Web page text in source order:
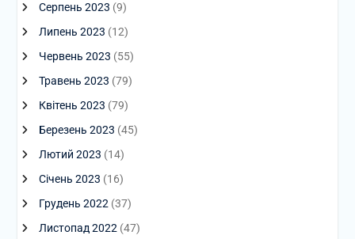
Серпень 2023 (9)
Липень 2023 (12)
Червень 2023 (55)
Травень 2023 (79)
Квітень 2023 (79)
Березень 2023 (45)
Лютий 2023 (14)
Січень 2023 (16)
Грудень 2022 (37)
Листопад 2022 (47)